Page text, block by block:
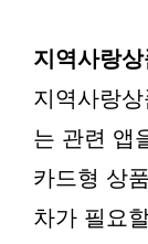
지역사랑
지역사랑
는 관련 앱
카드형 상
차가 필요